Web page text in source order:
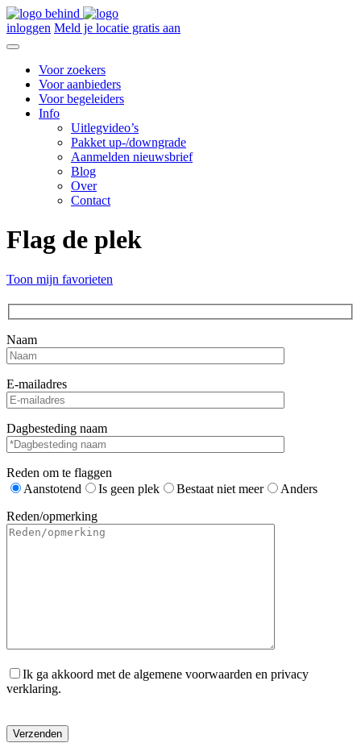
inloggen Meld je locatie gratis aan
Voor zoekers
Voor aanbieders
Voor begeleiders
Info
Uitlegvideo’s
Pakket up-/downgrade
Aanmelden nieuwsbrief
Blog
Over
Contact
Flag de plek
Toon mijn favorieten
Naam
E-mailadres
Dagbesteding naam
Reden om te flaggen
Aanstotend
Is geen plek Bestaat niet meer
Anders
Reden/opmerking
Ik ga akkoord met de algemene voorwaarden en privacy
verklaring.